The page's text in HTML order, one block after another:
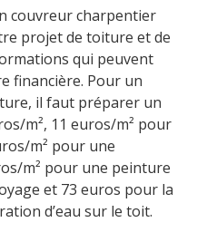
couvreur charpentier
projet de toiture et de
qui peuvent
financière. Pour un
il faut préparer un
m², 11 euros/m² pour
m² pour une
m² pour une peinture
et 73 euros pour la
d’eau sur le toit.